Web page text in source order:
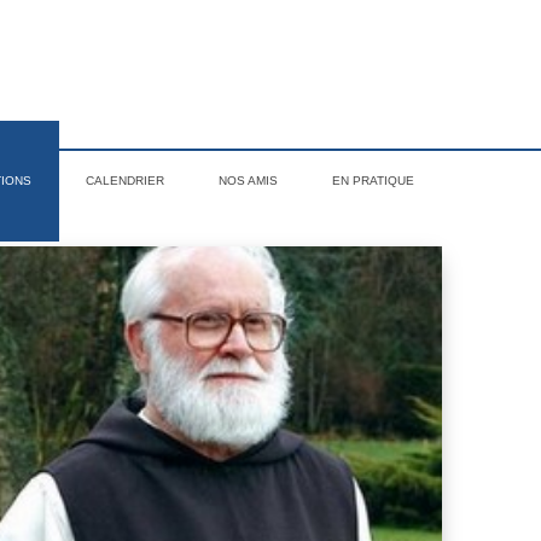
CALENDRIER NOS AMIS EN PRATIQUE